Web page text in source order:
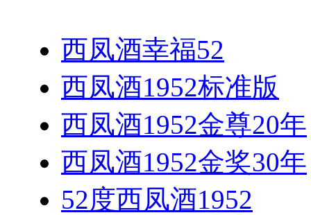
西凤酒幸福52
西凤酒1952标准版
西凤酒1952金尊20年
西凤酒1952金奖30年
52度西凤酒1952